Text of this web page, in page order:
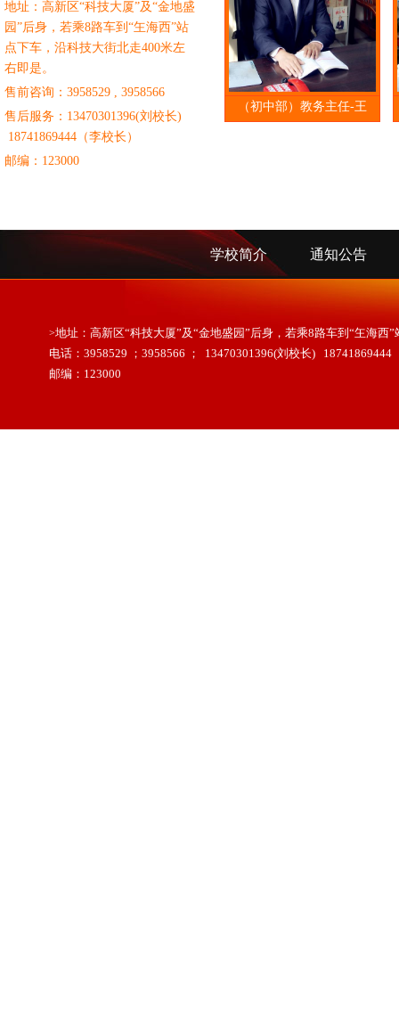
地址：高新区“科技大厦”及“金地盛
园”后身，若乘8路车到“玍海西”站
点下车，沿科技大街北走400米左
右即是。
售前咨询：3958529 , 3958566
售后服务： 13470301396(刘校长)
18741869444（李校长）
邮编：123000
（初中部）教务主任-王
学校简介 通知公告
>地址：高新区“科技大厦”及“金地盛园”后身，若乘8路车到“玍海西
电话：3958529 ；3958566 ； 13470301396(刘校长) 18741869444
邮编：123000